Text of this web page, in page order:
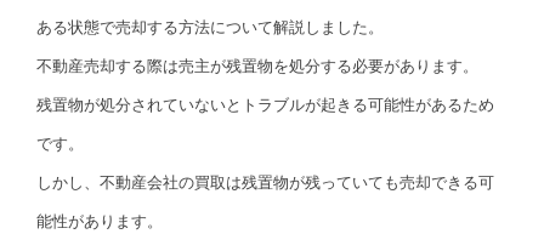
ある状態で売却する方法について解説しました。
不動産売却する際は売主が残置物を処分する必要があります。
残置物が処分されていないとトラブルが起きる可能性があるため
です。
しかし、不動産会社の買取は残置物が残っていても売却できる可
能性があります。